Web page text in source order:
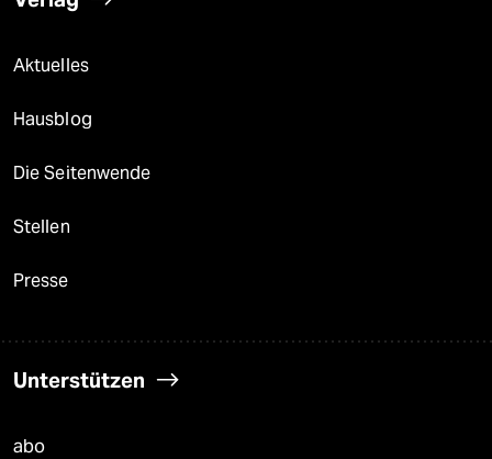
Aktuelles
Hausblog
Die Seitenwende
Stellen
Presse
Unterstützen
abo